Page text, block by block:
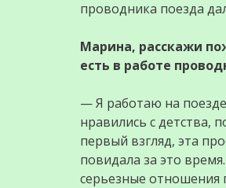
проводника поезда
Марина, расскажи
есть в работе
— Я работаю на
нравились с детства,
первый взгляд, эта
повидала за это
серьезные отношения